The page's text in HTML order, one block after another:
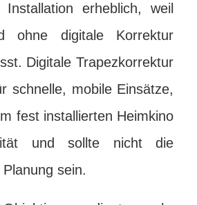
erheblich, weil
ohne digitale Korrektur
Digitale Trapezkorrektur
schnelle, mobile Einsätze,
fest installierten Heimkino
und sollte nicht die
sein.